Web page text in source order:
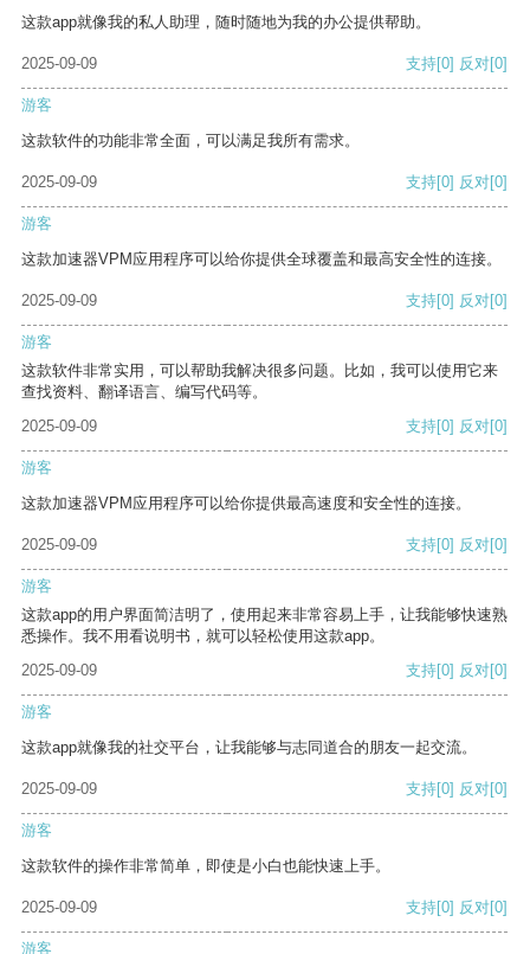
这款app就像我的私人助理，随时随地为我的办公提供帮助。
2025-09-09 支持[0] 反对[0]
游客
这款软件的功能非常全面，可以满足我所有需求。
2025-09-09 支持[0] 反对[0]
游客
这款加速器VPM应用程序可以给你提供全球覆盖和最高安全性的连接。
2025-09-09 支持[0] 反对[0]
游客
这款软件非常实用，可以帮助我解决很多问题。比如，我可以使用它来
查找资料、翻译语言、编写代码等。
2025-09-09
支持[0] 反对[0]
游客
这款加速器VPM应用程序可以给你提供最高速度和安全性的连接。
2025-09-09 支持[0] 反对[0]
游客
这款app的用户界面简洁明了，使用起来非常容易上手，让我能够快速熟
悉操作。我不用看说明书，就可以轻松使用这款app。
2025-09-09
支持[0] 反对[0]
游客
这款app就像我的社交平台，让我能够与志同道合的朋友一起交流。
2025-09-09 支持[0] 反对[0]
游客
这款软件的操作非常简单，即使是小白也能快速上手。
2025-09-09 支持[0] 反对[0]
游客